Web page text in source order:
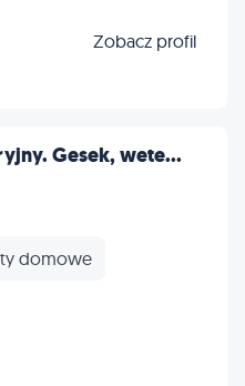
Zobacz profil
Gesek, wete...
domowe